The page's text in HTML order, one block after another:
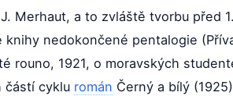
Merhaut, a to zvláště tvorbu před
nedokončené pentalogie
rouno, 1921, o moravských
částí cyklu román Černý a bílý